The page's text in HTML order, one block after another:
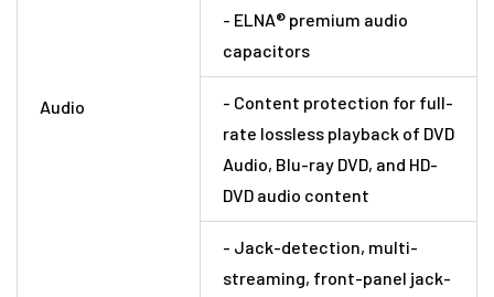
Audio
- ELNA® premium audio
capacitors
- Content protection for full-
rate lossless playback of DVD
Audio, Blu-ray DVD, and HD-
DVD audio content
- Jack-detection, multi-
streaming, front-panel jack-